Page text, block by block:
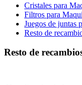
Cristales para
Filtros para
Juegos de juntas
Resto de
Resto de